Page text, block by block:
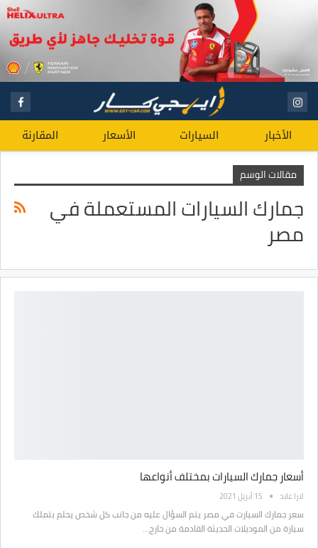
الأخبار السيارات الأسعار المقارنة
مقالات الوسم
جمارك السيارات المستعملة في
مصر
أسعار جمارك السيارات بمختلف أنواعها
لارا عابد 15 أبريل 2021
سعر جمارك السيارت في مصر يتم السؤال عليه من جانب كل شخص يحلم بتملك
سيارة من الموديلات الحديثة القادمة من خارج…